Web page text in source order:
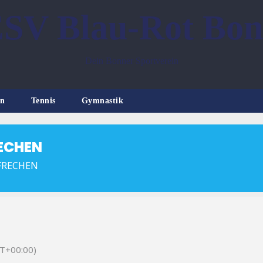
Blau-Rot
Dein Bonner Sportverein
Tennis Gymnastik